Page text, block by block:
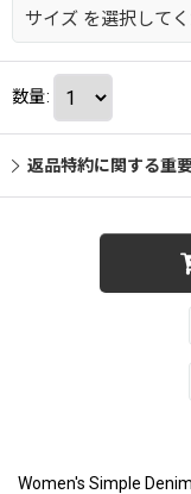
サイズ を選択して
数量:
返品特約に関する重
Women's Simple